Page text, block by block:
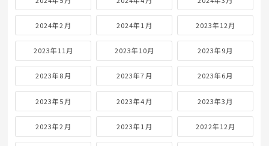
2024年2月 2024年1月 2023年12月
2023年11月 2023年10月 2023年9月
2023年8月 2023年7月 2023年6月
2023年5月 2023年4月 2023年3月
2023年2月 2023年1月 2022年12月